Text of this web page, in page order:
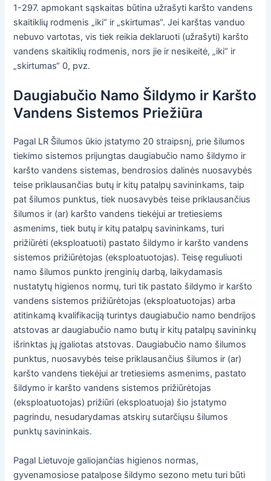
1-297. apmokant sąskaitas būtina užrašyti karšto vandens
skaitiklių rodmenis „iki“ ir „skirtumas“. Jei karštas vanduo
nebuvo vartotas, vis tiek reikia deklaruoti (užrašyti) karšto
vandens skaitiklių rodmenis, nors jie ir nesikeitė, „iki“ ir
„skirtumas“ 0, pvz.
Daugiabučio Namo Šildymo ir Karšto
Vandens Sistemos Priežiūra
Pagal LR Šilumos ūkio įstatymo 20 straipsnį, prie šilumos
tiekimo sistemos prijungtas daugiabučio namo šildymo ir
karšto vandens sistemas, bendrosios dalinės nuosavybės
teise priklausančias butų ir kitų patalpų savininkams, taip
pat šilumos punktus, tiek nuosavybės teise priklausančius
šilumos ir (ar) karšto vandens tiekėjui ar tretiesiems
asmenims, tiek butų ir kitų patalpų savininkams, turi
prižiūrėti (eksploatuoti) pastato šildymo ir karšto vandens
sistemos prižiūrėtojas (eksploatuotojas). Teisę reguliuoti
namo šilumos punkto įrenginių darbą, laikydamasis
nustatytų higienos normų, turi tik pastato šildymo ir karšto
vandens sistemos prižiūrėtojas (eksploatuotojas) arba
atitinkamą kvalifikaciją turintys daugiabučio namo bendrijos
atstovas ar daugiabučio namo butų ir kitų patalpų savininkų
išrinktas jų įgaliotas atstovas. Daugiabučio namo šilumos
punktus, nuosavybės teise priklausančius šilumos ir (ar)
karšto vandens tiekėjui ar tretiesiems asmenims, pastato
šildymo ir karšto vandens sistemos prižiūrėtojas
(eksploatuotojas) prižiūri (eksploatuoja) šio įstatymo
pagrindu, nesudarydamas atskirų sutarčiųsu šilumos
punktų savininkais.
Pagal Lietuvoje galiojančias higienos normas,
gyvenamosiose patalpose šildymo sezono metu turi būti